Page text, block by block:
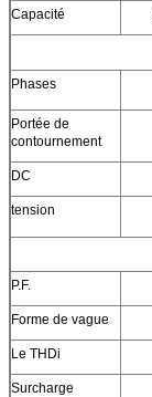
Capacité
Phases
Portée de
contournement
DC
tension
P.F.
Forme de vague
Le THDi
Surcharge